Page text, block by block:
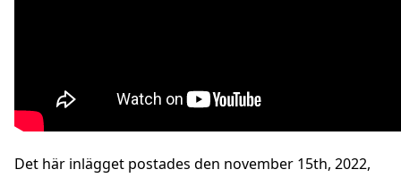
Det här inlägget postades den november 15th, 2022,